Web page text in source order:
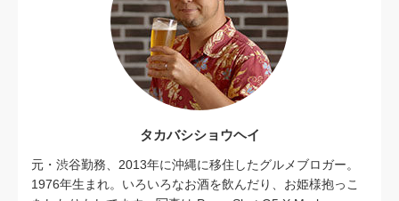
タカバシショウヘイ
元・渋谷勤務、2013年に沖縄に移住したグルメブロガー。
1976年生まれ。いろいろなお酒を飲んだり、お姫様抱っこ